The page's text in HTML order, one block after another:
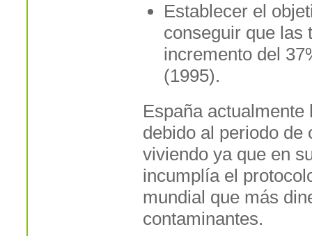
Establecer el
conseguir que las
incremento del
(1995).
España
debido al periodo
viviendo ya que en
incumplía el
mundial que más
contaminantes.